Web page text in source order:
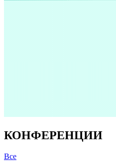
КОНФЕРЕНЦИИ
Все